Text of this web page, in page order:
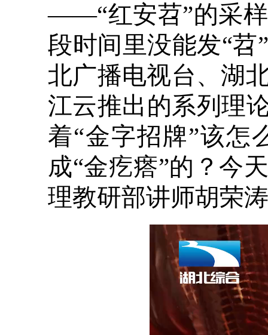
——“红安苕”的采样
段时间里没能发“
北广播电视台、湖
江云推出的系列理
着“金字招牌”该怎
成“金疙瘩”的？今
理教研部讲师胡荣